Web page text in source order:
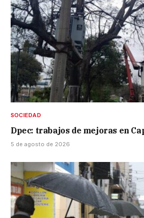
SOCIEDAD
Dpec: trabajos de mejoras en
5 de agosto de 2026